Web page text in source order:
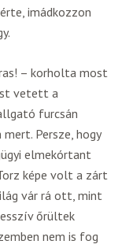
imádkozzon
– korholta most
vetett a
furcsán
Persze, hogy
elmekórtant
képe volt a zárt
vár rá ott, mint
őrültek
nem is fog